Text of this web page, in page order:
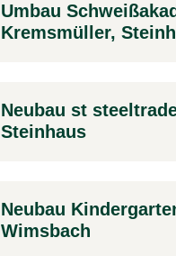
Umbau
Kremsmüller,
Neubau st
Steinhaus
Neubau
Wimsbach